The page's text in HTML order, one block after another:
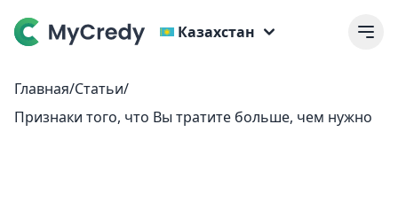
Казахстан
Главная/Статьи/
Признаки того, что Bы тратите больше, чем нужно